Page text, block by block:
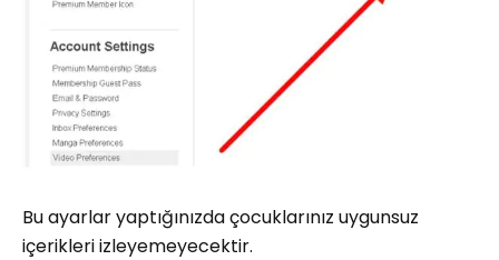
Bu ayarlar yaptığınızda çocuklarınız uygunsuz
içerikleri izleyemeyecektir.